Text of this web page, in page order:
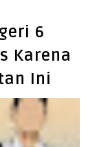
6
Karena
Ini